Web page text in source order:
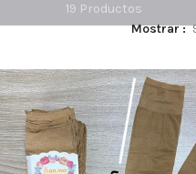
19 Productos
Mostrar